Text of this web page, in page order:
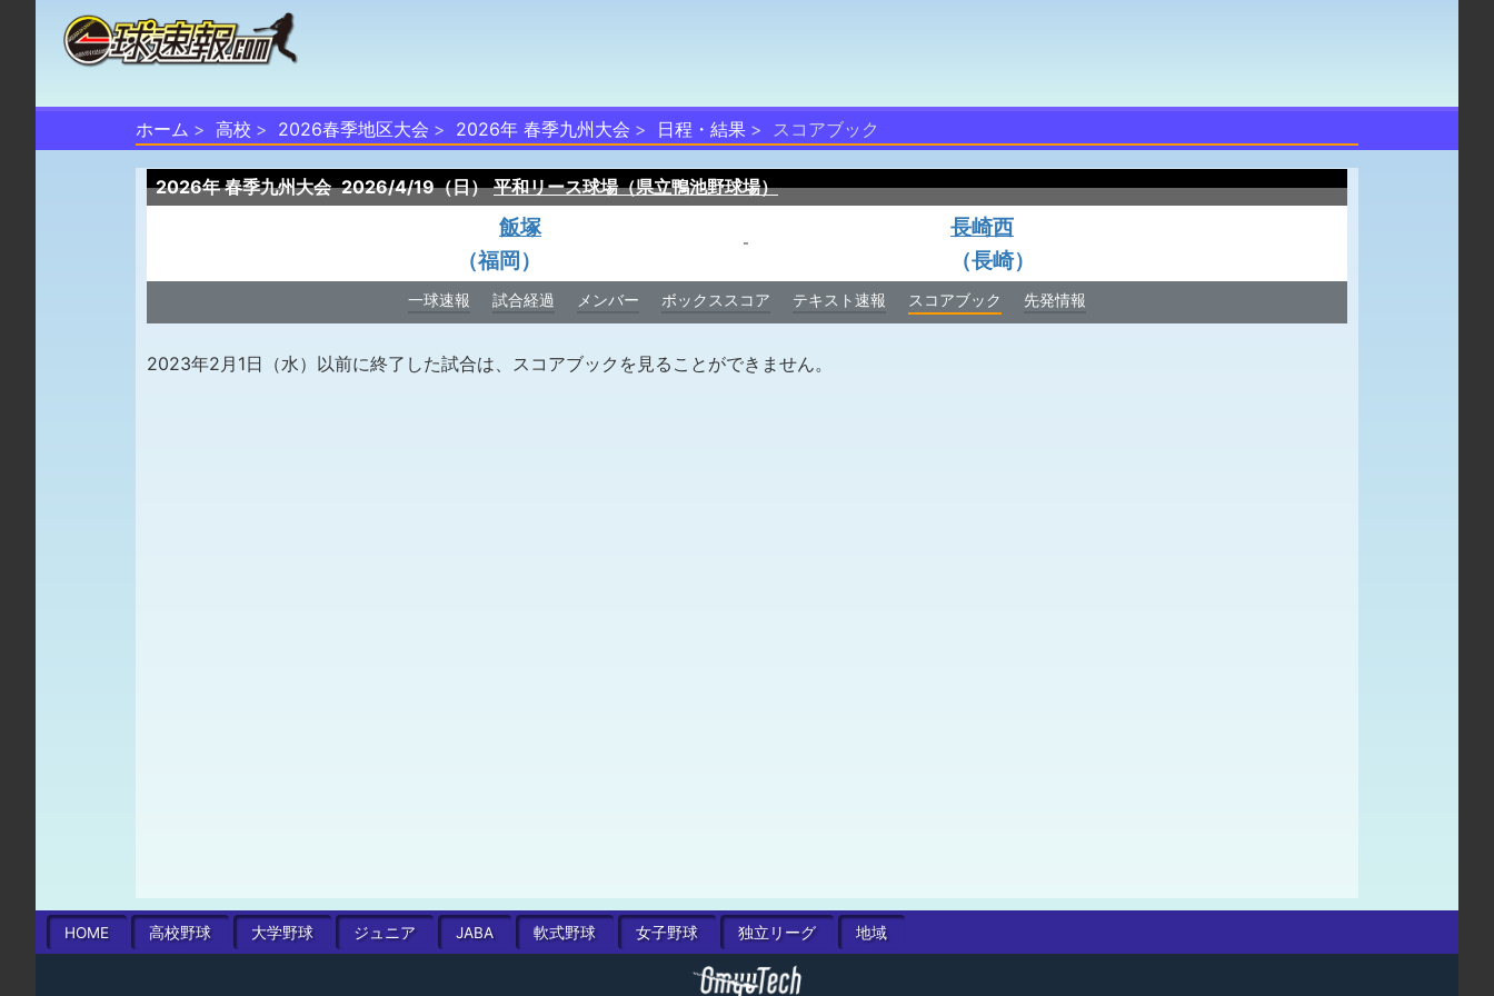
ホーム 高校 2026春季地区大会 2026年 春季九州大会 日程・結果 スコアブック
2026年 春季九州大会 2026/4/19（日） 平和リース球場（県立鴨池野球場）
飯塚
（福岡）
-
長崎西
（長崎）
一球速報 試合経過 メンバー ボックススコア テキスト速報 スコアブック 先発情報
2023年2月1日（水）以前に終了した試合は、スコアブックを見ることができません。
HOME 高校野球 大学野球 ジュニア JABA 軟式野球 女子野球 独立リーグ 地域